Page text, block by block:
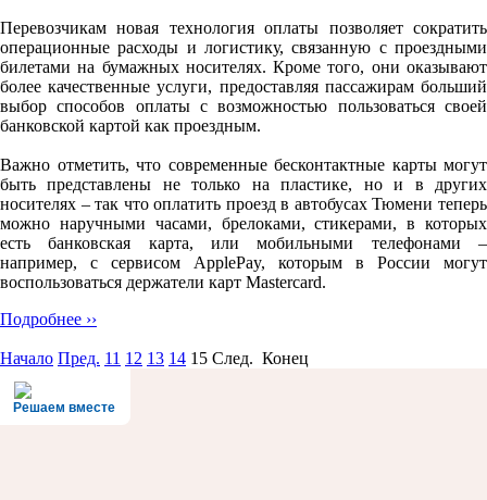
Перевозчикам новая технология оплаты позволяет сократить
операционные расходы и логистику, связанную с проездными
билетами на бумажных носителях. Кроме того, они оказывают
более качественные услуги, предоставляя пассажирам больший
выбор способов оплаты с возможностью пользоваться своей
банковской картой как проездным.
Важно отметить, что современные бесконтактные карты могут
быть представлены не только на пластике, но и в других
носителях – так что оплатить проезд в автобусах Тюмени теперь
можно наручными часами, брелоками, стикерами, в которых
есть банковская карта, или мобильными телефонами –
например, с сервисом ApplePay, которым в России могут
воспользоваться держатели карт Mastercard.
Подробнее ››
Начало Пред. 11 12 13 14 15 След. Конец
Решаем вместе